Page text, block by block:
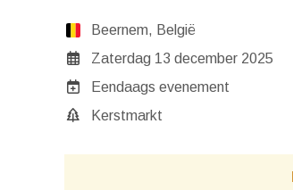
Beernem, België
Zaterdag 13 december 2025
Eendaags evenement
Kerstmarkt